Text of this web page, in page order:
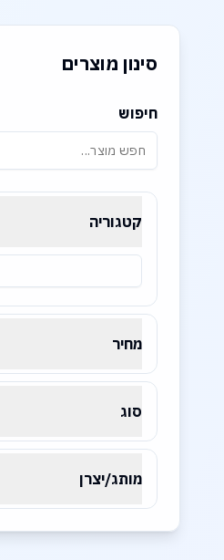
סינון מוצרים
חיפוש
קטגוריה
מחיר
סוג
מותג/יצרן